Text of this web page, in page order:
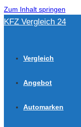
Zum Inhalt springen
KFZ Vergleich 24
Vergleich
Angebot
Automarken